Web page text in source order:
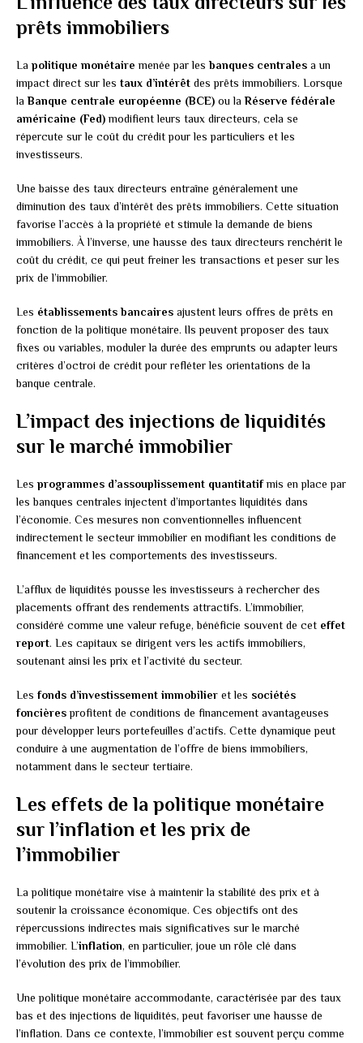
prêts immobiliers
La politique monétaire menée par lesbanques centrales a un
impact direct sur les taux d’intérêt des prêts immobiliers. Lorsque
laBanque centrale européenne (BCE) ou laRéserve fédérale
américaine (Fed)modifient leurs taux directeurs, cela se
répercute sur le coût du crédit pour les particuliers et les
investisseurs.
Une baisse des taux directeurs entraîne généralement une
diminution des taux d’intérêt des prêts immobiliers. Cette situation
favorise l’accès à la propriété et stimule la demande de biens
immobiliers. À l’inverse, une hausse des taux directeurs renchérit le
coût du crédit, ce qui peut freiner les transactions et peser sur les
prix de l’immobilier.
Les établissements bancaires ajustent leurs offres de prêts en
fonction de la politique monétaire. Ils peuvent proposer des taux
fixes ou variables, moduler la durée des emprunts ou adapter leurs
critères d’octroi de crédit pour refléter les orientations de la
banque centrale.
L’impact des injections de liquidités
sur le marché immobilier
Les programmes d’assouplissement quantitatifmis en place par
les banques centrales injectent d’importantes liquidités dans
l’économie. Ces mesures non conventionnelles influencent
indirectement le secteur immobilier en modifiant les conditions de
financement et les comportements des investisseurs.
L’afflux de liquidités pousse les investisseurs à rechercher des
placements offrant des rendements attractifs. L’immobilier,
considéré comme une valeur refuge, bénéficie souvent de cet effet
report. Les capitaux se dirigent vers les actifs immobiliers,
soutenant ainsi les prix et l’activité du secteur.
Les fonds d’investissement immobilier et les sociétés
foncièresprofitent de conditions de financement avantageuses
pour développer leurs portefeuilles d’actifs. Cette dynamique peut
conduire à une augmentation de l’offre de biens immobiliers,
notamment dans le secteur tertiaire.
Les effets de la politique monétaire
sur l’inflation et les prix de
l’immobilier
La politique monétaire vise à maintenir la stabilité des prix et à
soutenir la croissance économique. Ces objectifs ont des
répercussions indirectes mais significatives sur le marché
immobilier. L’inflation, en particulier, joue un rôle clé dans
l’évolution des prix de l’immobilier.
Une politique monétaire accommodante, caractérisée par des taux
bas et des injections de liquidités, peut favoriser une hausse de
l’inflation. Dans ce contexte, l’immobilier est souvent perçu comme